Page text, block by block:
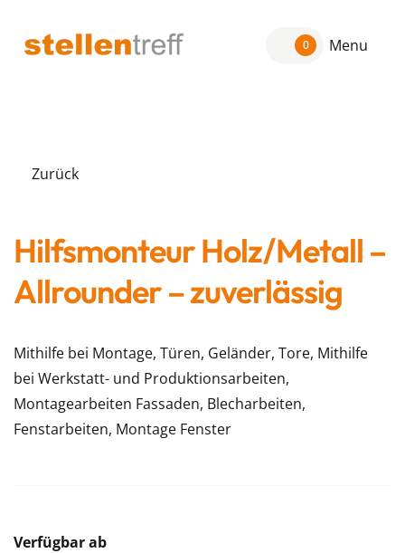
0 Menu
Zurück
Hilfsmonteur Holz/Metall –
Allrounder – zuverlässig
Mithilfe bei Montage, Türen, Geländer, Tore, Mithilfe
bei Werkstatt- und Produktionsarbeiten,
Montagearbeiten Fassaden, Blecharbeiten,
Fenstarbeiten, Montage Fenster
Verfügbar ab